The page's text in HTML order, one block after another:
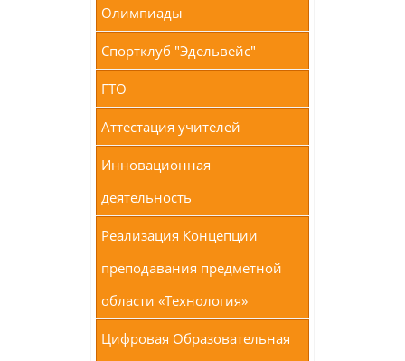
Олимпиады
Спортклуб "Эдельвейс"
ГТО
Аттестация учителей
Инновационная
деятельность
Реализация Концепции
преподавания предметной
области «Технология»
Цифровая Образовательная